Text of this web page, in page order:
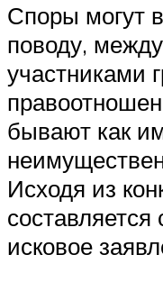
Споры могут
поводу,
участниками
бывают как
Исходя из
исковое